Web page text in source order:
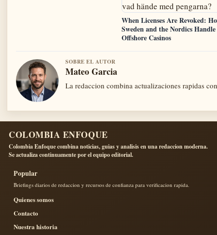
When Licenses Are Revoked:
Sweden and the Nordics Handle
Offshore Casinos
SOBRE EL AUTOR
Mateo Garcia
La redaccion combina actualizaciones rapidas
COLOMBIA ENFOQUE
Colombia Enfoque combina noticias, guias y analisis en una redaccion moderna.
Se actualiza continuamente por el equipo editorial.
Popular
Briefings diarios de redaccion y recursos de confianza para verificacion rapida.
Quienes somos
Contacto
Nuestra historia